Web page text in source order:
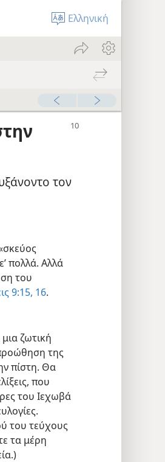
Ελληνική
τον
πολλά. Αλλά
του
9:15, 16.
ζωτική
της
πίστη. Θα
που
του Ιεχωβά
του τεύχους
τα μέρη